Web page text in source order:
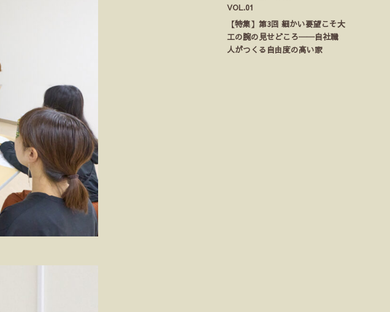
VOL.01
【特集】第3回 細かい要望こそ大
工の腕の見せどころ──自社職
人がつくる自由度の高い家